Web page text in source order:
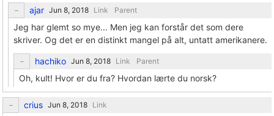
ajar Link Parent
Jeg har glemt so mye... Men jeg kan forstår det som dere
skriver. Og det er en distinkt mangel på alt, untatt amerikanere.
hachiko Link Parent
Oh, kult! Hvor er du fra? Hvordan lærte du norsk?
crius Link